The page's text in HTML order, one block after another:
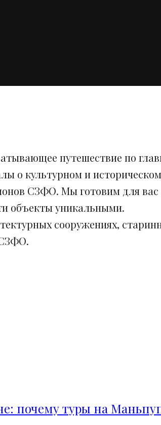
путешествие по
о культурном и
СЗФО. Мы готовим для
объекты уникальными.
сооружениях,
СЗФО.
почему туры на